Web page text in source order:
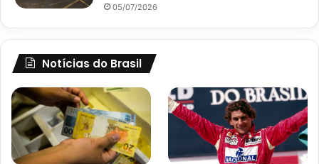
05/07/2026
Notícias do Brasil